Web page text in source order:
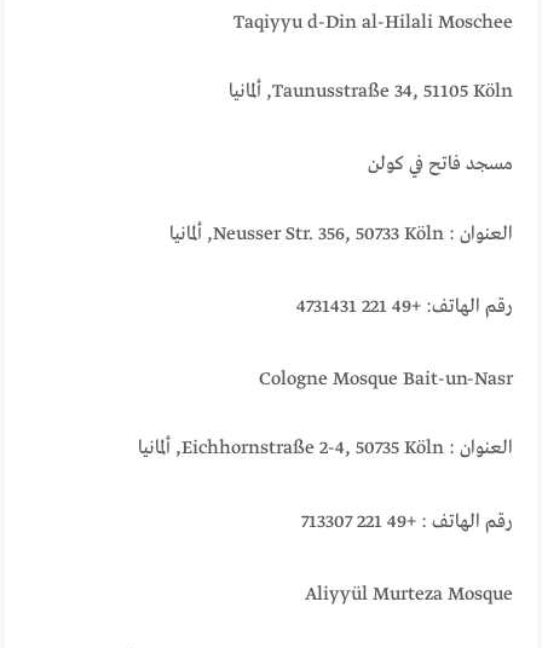
Taqiyyu d-Din al-Hilali Moschee
Taunusstraße 34, 51105 Köln, ألمانيا
مسجد فاتح في كولن
العنوان : Neusser Str. 356, 50733 Köln, ألمانيا
رقم الهاتف: +49 221 4731431
Cologne Mosque Bait-un-Nasr
العنوان : Eichhornstraße 2-4, 50735 Köln, ألمانيا
رقم الهاتف : +49 221 713307
Aliyyül Murteza Mosque